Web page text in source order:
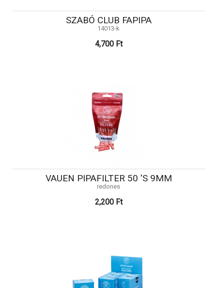
SZABÓ CLUB FAPIPA
14013-k
4,700 Ft
VAUEN PIPAFILTER 50 'S 9MM
redones
2,200 Ft